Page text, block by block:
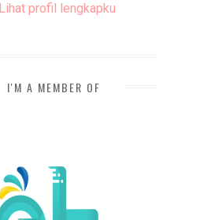
Lihat profil lengkapku
I'M A MEMBER OF